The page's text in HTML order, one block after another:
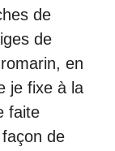
de
de
en
je fixe à la
faite
de